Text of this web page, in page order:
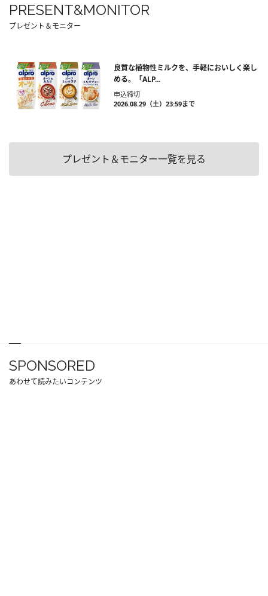
PRESENT&MONITOR
プレゼント＆モニター
良質な植物性ミルクを、手軽においしく楽し
める。「ALP...
申込締切
2026.08.29（土）23:59まで
プレゼント＆モニター一覧を見る
SPONSORED
あわせて読みたいコンテンツ